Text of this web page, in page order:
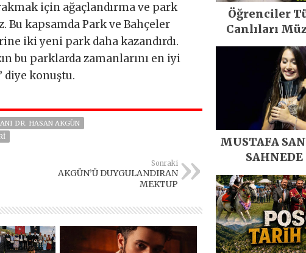
için ağaçlandırma ve park
Bu kapsamda Park ve Bahçeler
iki yeni park daha kazandırdı.
bu parklarda zamanlarını en iyi
diye konuştu.
DR. HASAN AKGÜN
Sonraki
AKGÜN’Ü DUYGULANDIRAN
MEKTUP
Öğrenciler
Canlıları
MUSTAFA